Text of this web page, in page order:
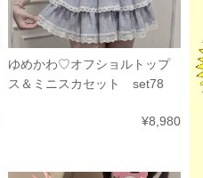
ゆめかわ♡オフショルトップ
ス＆ミニスカセット set78
¥8,980